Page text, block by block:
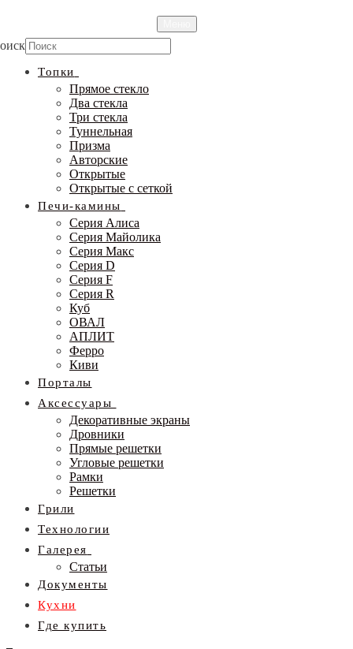
Топки
Прямое стекло
Два стекла
Три стекла
Туннельная
Призма
Авторские
Открытые
Открытые с сеткой
Печи-камины
Серия Алиса
Серия Майолика
Серия Макс
Серия D
Серия F
Серия R
Куб
ОВАЛ
АПЛИТ
Ферро
Киви
Порталы
Аксессуары
Декоративные экраны
Дровники
Прямые решетки
Угловые решетки
Рамки
Решетки
Грили
Технологии
Галерея
Статьи
Документы
Кухни
Где купить